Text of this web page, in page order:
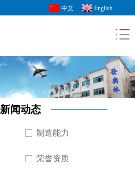
中文 English
新闻动态
制造能力
荣誉资质